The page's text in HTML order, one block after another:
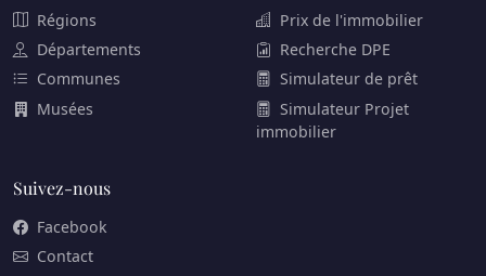
Régions
Départements
Communes
Musées
Prix de l'immobilier
Recherche DPE
Simulateur de prêt
Simulateur Projet
immobilier
Suivez-nous
Facebook
Contact